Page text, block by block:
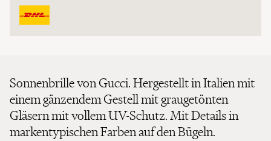
Sonnenbrille von Gucci. Hergestellt in Italien mit
einem gänzendem Gestell mit graugetönten
Gläsern mit vollem UV-Schutz. Mit Details in
markentypischen Farben auf den Bügeln.